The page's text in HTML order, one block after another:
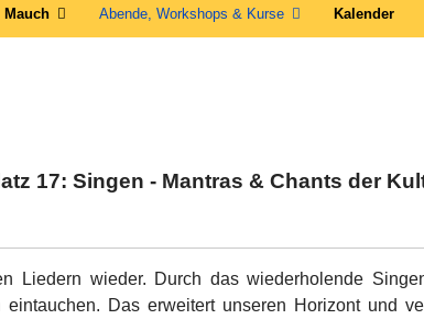
Mauch Abende, Workshops & Kurse Kalender
17: Singen - Mantras & Chants der
Liedern wieder. Durch das wiederholende
Das erweitert unseren Horizont und